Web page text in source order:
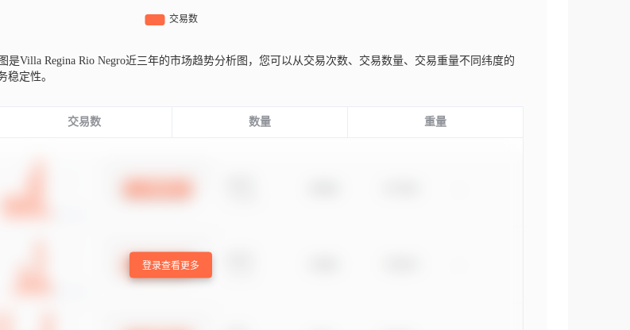
图是Villa Regina Rio Negro近三年的市场趋势分析图，您可以从交易次数、交易数量、交易重量不同纬度的
稳定性。
交易数 数量 重量
登录查看更多